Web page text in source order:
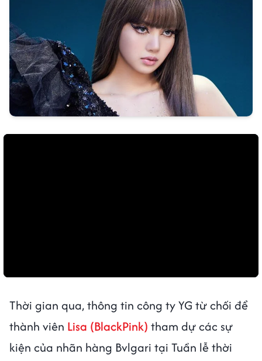
Thời gian qua, thông tin công ty YG từ chối để
thành viên Lisa (BlackPink) tham dự các sự
kiện của nhãn hàng Bvlgari tại Tuần lễ thời